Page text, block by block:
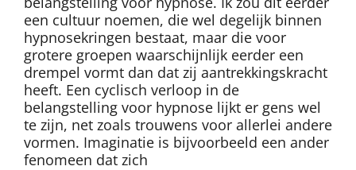
een cultuur noemen, die wel degelijk binnen
hypnosekringen bestaat, maar die voor
grotere groepen waarschijnlijk eerder een
drempel vormt dan dat zij aantrekkingskracht
heeft. Een cyclisch verloop in de
belangstelling voor hypnose lijkt er gens wel
te zijn, net zoals trouwens voor allerlei andere
vormen. Imaginatie is bijvoorbeeld een ander
fenomeen dat zich